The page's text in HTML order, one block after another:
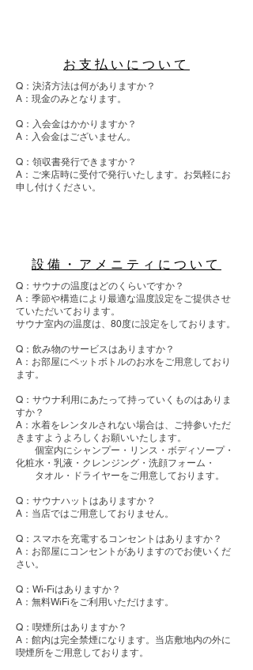
お支払いについて
Q：決済方法は何がありますか？
A：現金のみとなります。
Q：入会金はかかりますか？
A：入会金はございません。
Q：領収書発行できますか？
A：ご来店時に受付で発行いたします。お気軽にお
申し付けください。
設備・アメニティについて
Q：サウナの温度はどのくらいですか？
A：季節や構造により最適な温度設定をご提供させ
ていただいております。
サウナ室内の温度は、80度に設定をしております。
Q：飲み物のサービスはありますか？
A：お部屋にペットボトルのお水をご用意しており
ます。
Q：サウナ利用にあたって持っていくものはありま
すか？
A：水着をレンタルされない場合は、ご持参いただ
きますようよろしくお願いいたします。
個室内にシャンプー・リンス・ボディソープ・
化粧水・乳液・クレンジング・洗顔フォーム・
タオル・ドライヤーをご用意しております。
Q：サウナハットはありますか？
A：当店ではご用意しておりません。
Q：スマホを充電するコンセントはありますか？
A：お部屋にコンセントがありますのでお使いくだ
さい。
Q：Wi-Fiはありますか？
A：無料WiFiをご利用いただけます。
Q：喫煙所はありますか？
A：館内は完全禁煙になります。当店敷地内の外に
喫煙所をご用意しております。